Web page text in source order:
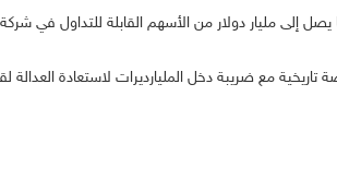
إلى مليار دولار من الأسهم القابلة للتداول في
مع ضريبة دخل المليارديرات لاستعادة العدالة